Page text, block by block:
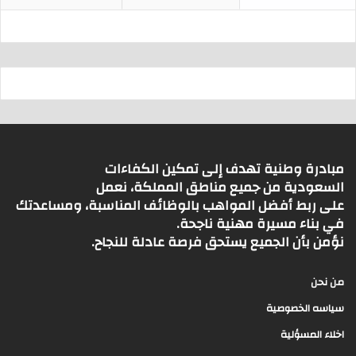
مبادرة وطنية تهدف إلى تمكين الكفاءات
السعودية من جميع مناطق المملكة، نعمل
على ربط أفضل المواهب بالوظائف المناسبة، ومساعدتك
في بناء مسيرة مهنية ناجحة.
نؤمن بأن الجميع يستحق فرصة عادلة للنجاح.
من نحن
سياسه الخصوصية
اخلاء المسؤلية